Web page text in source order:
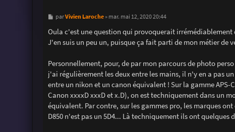
M
s
s
a
parVivien Laroche» mar. mai 12, 2020 20:44
Oula c'est une question qui provoquerait irrémédiablement
J'en suis un peu un, puisque ça fait parti de mon métier de
Personnellement, pour, de par mon parcours de photo
j'ai régulièrement les deux entre les mains, il n'y en a pas
entre un nikon et un canon équivalent ! Sur la gamme
Canon xxxxD xxxD et x.D), on est techniquement dans un
équivalent. Par contre, sur les gammes pro, les marques
D850 n'est pas un 5D4... Là techniquement ils ont quelques